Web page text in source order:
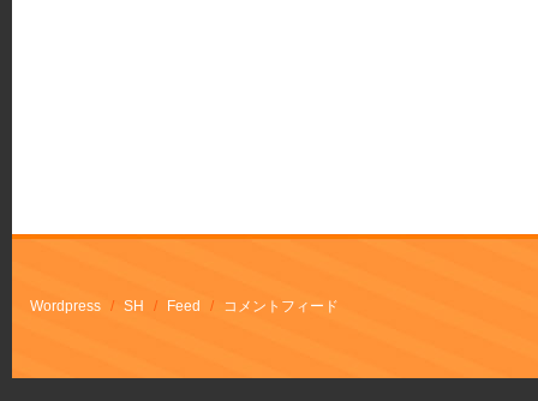
Wordpress / SH / Feed / コメントフィード